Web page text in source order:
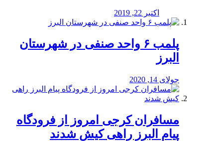
اکتبر 22, 2019
پلمب ۶ واحد صنفی در شهرستان
البرز
جولای 14, 2020
مسافران کرجی امروز از فرودگاه
پیام البرز راهی کیش شدند